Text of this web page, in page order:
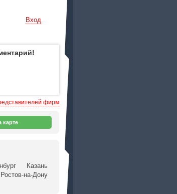
Вход
фирм
карте
Казань
Ростов-на-Дону